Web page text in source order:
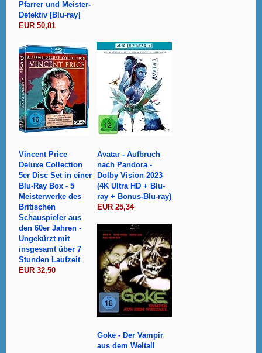
Pfarrer und Meister-
Detektiv [Blu-ray]
EUR 50,81
Vincent Price
Deluxe Collection
5er Disc Set in einer
Blu-Ray Box - 5
Meisterwerke des
Britischen
Schauspieler aus
den 60er Jahren -
Ungekürzt mit
insgesamt über 7
Stunden Laufzeit
EUR 32,50
Avatar - Aufbruch
nach Pandora -
Dolby Vision 2023
(4K Ultra HD + Blu-
ray + Bonus-Blu-ray)
EUR 25,34
Goke - Der Vampir
aus dem Weltall